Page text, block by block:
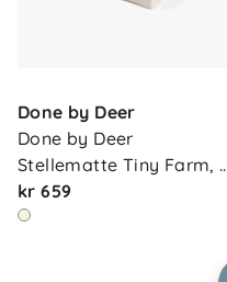
Done by Deer
Done by Deer
Stellematte Tiny Farm,
s…
kr 659
Våre butikker
Vårt samfunnsansvar
Jobbe i Barnas Hus
Frakt og levering
Retur og reklamasjon